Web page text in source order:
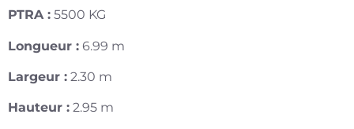
PTRA : 5500 KG
Longueur : 6.99 m
Largeur : 2.30 m
Hauteur : 2.95 m